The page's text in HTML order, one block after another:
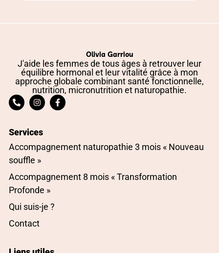
Olivia Garriou
J'aide les femmes de tous âges à retrouver leur
équilibre hormonal et leur vitalité grâce à mon
approche globale combinant santé fonctionnelle,
nutrition, micronutrition et naturopathie.
Services
Accompagnement naturopathie 3 mois « Nouveau
souffle »
Accompagnement 8 mois « Transformation
Profonde »
Qui suis-je ?
Contact